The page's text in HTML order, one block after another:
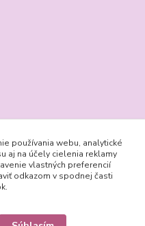
používania webu, analytické
aj na účely cielenia reklamy
vlastných preferencií
odkazom v spodnej časti